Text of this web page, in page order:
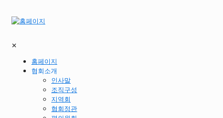
✕
홈페이지
협회소개
인사말
조직구성
지역회
협회정관